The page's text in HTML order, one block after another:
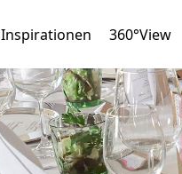
Inspirationen 360°View